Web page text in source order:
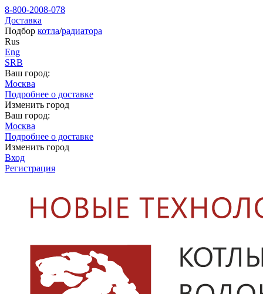
8-800-2008-078
Доставка
Подбор котла/радиатора
Rus
Eng
SRB
Ваш город:
Москва
Подробнее о доставке
Изменить город
Ваш город:
Москва
Подробнее о доставке
Изменить город
Вход
Регистрация